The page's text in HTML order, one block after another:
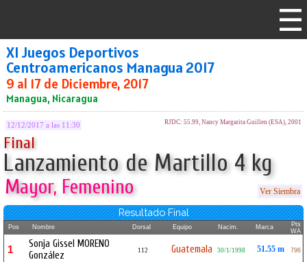
XI Juegos Deportivos
Centroamericanos Managua 2017
9 al 17 de Diciembre, 2017
Managua, Nicaragua
12/12/2017 a las 11:30 RJDC: 55.99, Nancy Margarita Guillen (ESA), 2001
Final
Lanzamiento de Martillo 4 kg
Mayor, Femenino Ver Siembra
Resultado Final
Pos Nombre Dorsal Equipo Nacim. Marca
Pts
WA
1
Sonja Gissel MORENO
González
112 Guatemala 30/1/1998 51.55 m 796